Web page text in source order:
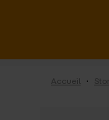
Accueil ·